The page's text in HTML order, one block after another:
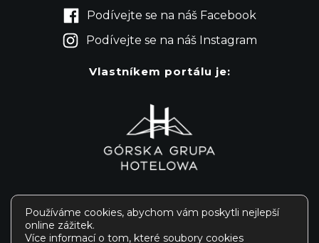
Podívejte se na náš Facebook
Podívejte se na náš Instagram
Vlastníkem portálu je:
® Białka SPA & Resort 2024
Používáme cookies, abychom vám poskytli nejlepší
online zážitek.
Více informací o tom, které soubory cookies